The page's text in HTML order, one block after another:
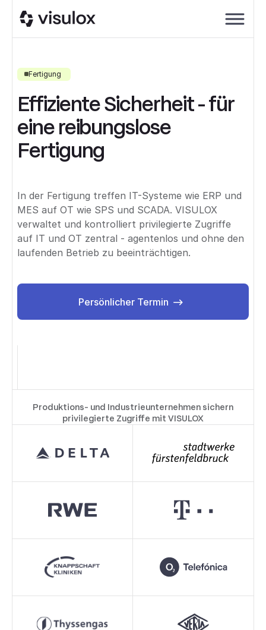
Fertigung
Effiziente Sicherheit - für
eine reibungslose
Fertigung
In der Fertigung treffen IT-Systeme wie ERP und
MES auf OT wie SPS und SCADA. VISULOX
verwaltet und kontrolliert privilegierte Zugriffe
auf IT und OT zentral - agentenlos und ohne den
laufenden Betrieb zu beeinträchtigen.
Persönlicher Termin
Produktions- und Industrieunternehmen sichern
privilegierte Zugriffe mit VISULOX